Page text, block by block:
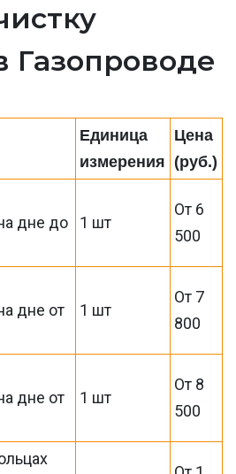
Газопроводе
Единица
измерения
Цена
(руб.)
дне до
1 шт
От 6
500
дне от
1 шт
От 7
800
дне от
1 шт
От 8
500